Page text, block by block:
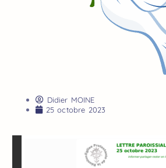
Didier MOINE
25 octobre 2023